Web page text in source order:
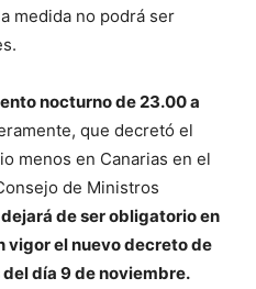
medida no podrá ser
nocturno de 23.00 a
que decretó el
menos en Canarias en el
de Ministros
dejará de ser obligatorio en
vigor el nuevo decreto de
día 9 de noviembre.